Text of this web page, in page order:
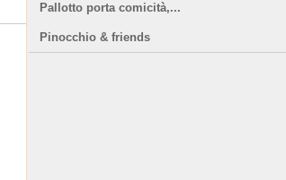
Pallotto porta comicità,...
Pinocchio & friends